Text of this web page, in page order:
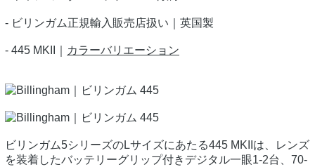
- ビリンガム正規輸入販売店扱い｜英国製
- 445 MKII｜ カラーバリエーション
ビリンガム5シリーズのLサイズにあたる445 MKIIは、レンズ
を装着したバッテリーグリップ付きデジタル一眼1-2台、70-